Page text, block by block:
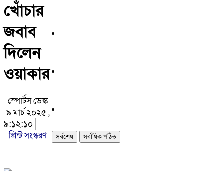
খোঁচার
জবাব
দিলেন
ওয়াকার
স্পোর্টস ডেস্ক
৯ মার্চ ২০২৫ ,
৯:১২:১০
প্রিন্ট সংস্করণ
সর্বশেষ সর্বাধিক পঠিত